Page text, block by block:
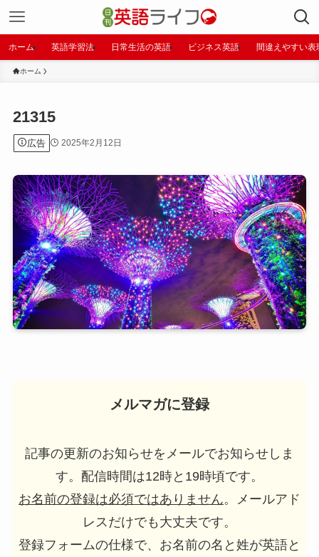
ホーム 英語学習法 日常生活の英語 ビジネス英語 間違えやすい表
ホーム
21315
広告 2025年2月12日
メルマガに登録
記事の更新のお知らせをメールでお知らせしま
す。配信時間は12時と19時頃です。
お名前の登録は必須ではありません。メールアド
レスだけでも大丈夫です。
登録フォームの仕様で、お名前の名と姓が英語と